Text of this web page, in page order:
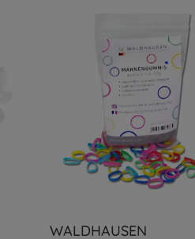
WALDHAUSEN